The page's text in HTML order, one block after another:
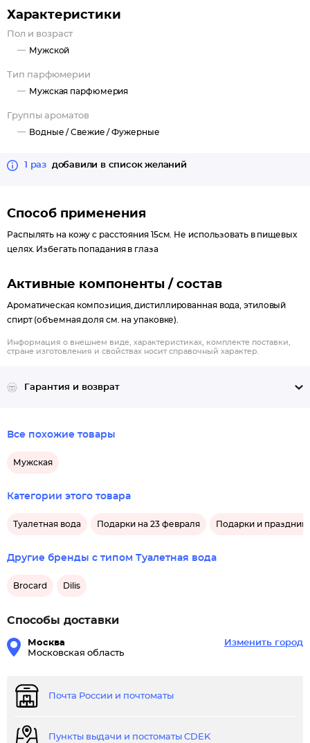
Завершающие аккорды серой амбры, дубового мха, пачули и
дерева гуаяк придают духу стойкость и шлейф, который будет
сопровождать вас весь день. Эта туалетная вода подходит для
любого времени года и повода, идеально подчеркивая вашу
индивидуальность. Shirley May Deluxe Genius - это не просто
добавьте его в свою коллекцию!
Характеристики
Пол и возраст
Мужской
Тип парфюмерии
Мужская парфюмерия
Группы ароматов
Водные /Свежие /Фужерные
1 раз добавили в список желаний
Способ применения
Распылять на кожу с расстояния 15см. Не использовать в пищевых
целях. Избегать попадания в глаза
Активные компоненты / состав
Ароматическая композиция, дистиллированная вода, этиловый
спирт (объемная доля см. на упаковке).
Информация о внешнем виде, характеристиках, комплекте поставки,
стране изготовления и свойствах носит справочный характер.
Гарантия и возврат
Все похожие товары
Мужская
Категории этого товара
Туалетная вода Подарки на 23 февраля Подарки и
Другие бренды с типом Туалетная вода
Brocard Dilis
Способы доставки
Москва
Московская область
Изменить город
Почта России и почтоматы
Пункты выдачи и постоматы CDEK